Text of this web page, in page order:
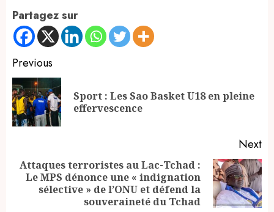
Partagez sur
Continue
Reading
Previous
Sport : Les Sao Basket U18 en pleine
effervescence
Next
Next
Attaques terroristes au Lac-Tchad :
Le MPS dénonce une « indignation
sélective » de l’ONU et défend la
souveraineté du Tchad